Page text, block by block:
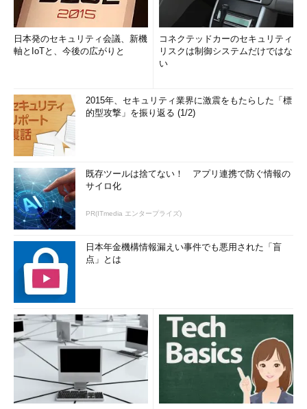
日本発のセキュリティ会議、新機
軸とIoTと、今後の広がりと
コネクテッドカーのセキュリティ
リスクは制御システムだけではな
い
2015年、セキュリティ業界に激震をもたらした「標
的型攻撃」を振り返る (1/2)
既存ツールは捨てない！ アプリ連携で防ぐ情報の
サイロ化
PR(ITmedia エンタープライズ)
日本年金機構情報漏えい事件でも悪用された「盲
点」とは